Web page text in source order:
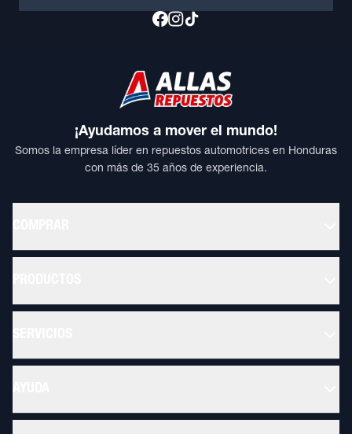
¡Ayudamos a mover el mundo!
Somos la empresa líder en repuestos automotrices en Honduras
con más de 35 años de experiencia.